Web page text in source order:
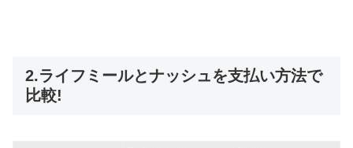
2.ライフミールとナッシュを支払い方法で
比較!